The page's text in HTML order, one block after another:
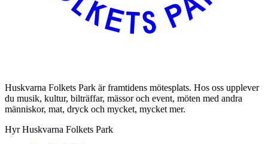
Huskvarna Folkets Park är framtidens mötesplats. Hos oss upplever
du musik, kultur, bilträffar, mässor och event, möten med andra
människor, mat, dryck och mycket, mycket mer.
Hyr Huskvarna Folkets Park